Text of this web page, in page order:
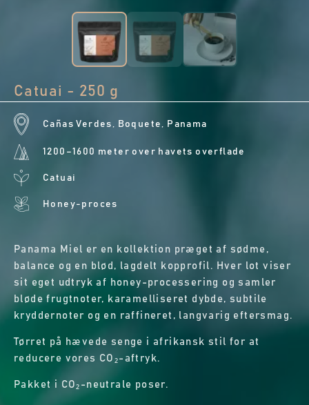
Catuai - 250 g
Cañas Verdes, Boquete, Panama
1200–1600 meter over havets overflade
Catuai
Honey-proces
Panama Miel er en kollektion præget af sødme,
balance og en blød, lagdelt kopprofil. Hver lot viser
sit eget udtryk af honey-processering og samler
bløde frugtnoter, karamelliseret dybde, subtile
kryddernoter og en raffineret, langvarig eftersmag.
Tørret på hævede senge i afrikansk stil for at
reducere vores CO₂-aftryk.
Pakket i CO₂-neutrale poser.